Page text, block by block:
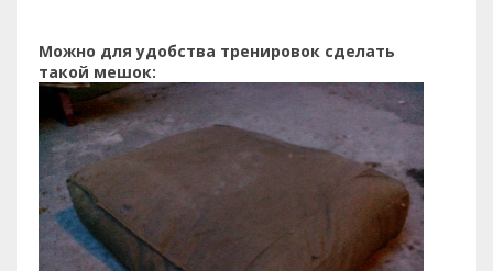
Можно для удобства тренировок сделать
такой мешок: